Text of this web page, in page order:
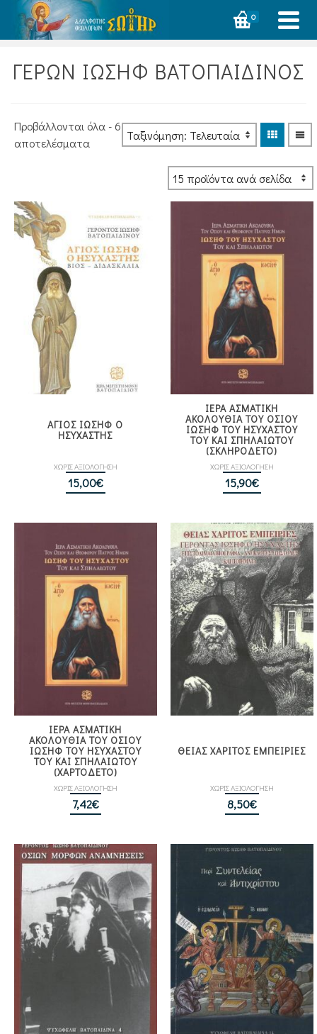
0
ΓΕΡΩΝ ΙΩΣΗΦ ΒΑΤΟΠΑΙΔΙΝΟΣ
Προβάλλονται όλα - 6
αποτελέσματαSorted
ΑΓΙΟΣ ΙΩΣΗΦ Ο
ΗΣΥΧΑΣΤΗΣ
ΧΩΡΙΣ ΑΞΙΟΛΟΓΗΣΗ
15,00€
ΙΕΡΑ ΑΣΜΑΤΙΚΗ
ΑΚΟΛΟΥΘΙΑ ΤΟΥ ΟΣΙΟΥ
ΙΩΣΗΦ ΤΟΥ ΗΣΥΧΑΣΤΟΥ
ΤΟΥ ΚΑΙ ΣΠΗΛΑΙΩΤΟΥ
(ΣΚΛΗΡΟΔΕΤΟ)
ΧΩΡΙΣ ΑΞΙΟΛΟΓΗΣΗ
15,90€
ΙΕΡΑ ΑΣΜΑΤΙΚΗ
ΑΚΟΛΟΥΘΙΑ ΤΟΥ ΟΣΙΟΥ
ΙΩΣΗΦ ΤΟΥ ΗΣΥΧΑΣΤΟΥ
ΤΟΥ ΚΑΙ ΣΠΗΛΑΙΩΤΟΥ
(ΧΑΡΤΟΔΕΤΟ)
ΧΩΡΙΣ ΑΞΙΟΛΟΓΗΣΗ
7,42€
ΘΕΙΑΣ ΧΑΡΙΤΟΣ ΕΜΠΕΙΡΙΕΣ
ΧΩΡΙΣ ΑΞΙΟΛΟΓΗΣΗ
8,50€